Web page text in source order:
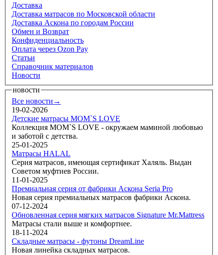
Доставка
Доставка матрасов по Московской области
Доставка Аскона по городам России
Обмен и Возврат
Конфиденциальность
Оплата через Ozon Pay
Статьи
Справочник материалов
Новости
новости
Все новости→
19-02-2026
Детские матрасы MOM`S LOVE
Коллекция MOM`S LOVE - окружаем маминой любовью
и заботой с детства.
25-01-2025
Матрасы HALAL
Серия матрасов, имеющая сертификат Халяль. Выдан
Советом муфтиев России.
11-01-2025
Премиальная серия от фабрики Аскона Seria Pro
Новая серия премиальных матрасов фабрики Аскона.
07-12-2024
Обновленная серия мягких матрасов Signature Mr.Mattress
Матрасы стали выше и комфортнее.
18-11-2024
Складные матрасы - футоны DreamLine
Новая линейка складных матрасов.